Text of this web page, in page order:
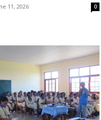
11, 2026 0